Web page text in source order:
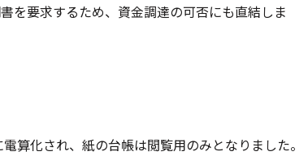
を要求するため、資金調達の可否にも直結しま
算化され、紙の台帳は閲覧用のみとなりました。